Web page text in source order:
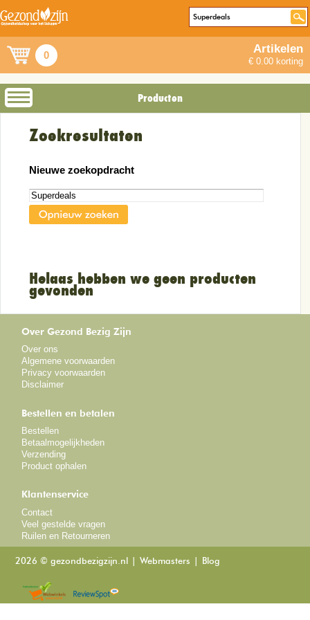
0 Artikelen
€ 0.00 korting
Producten
Zoekresultaten
Nieuwe zoekopdracht
Helaas hebben we geen producten
gevonden
Over Gezond Bezig Zijn
Over ons
Algemene voorwaarden
Privacy voorwaarden
Disclaimer
Bestellen en betalen
Bestellen
Betaalmogelijkheden
Verzending
Product ophalen
Klantenservice
Contact
Veel gestelde vragen
Ruilen en Retourneren
2026 © gezondbezigzijn.nl Webmasters Blog